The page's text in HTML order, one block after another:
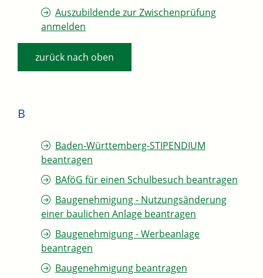
Auszubildende zur Zwischenprüfung
anmelden
zurück nach oben
B
Baden-Württemberg-STIPENDIUM
beantragen
BAföG für einen Schulbesuch beantragen
Baugenehmigung - Nutzungsänderung
einer baulichen Anlage beantragen
Baugenehmigung - Werbeanlage
beantragen
Baugenehmigung beantragen